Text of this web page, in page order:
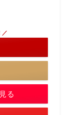
／
る